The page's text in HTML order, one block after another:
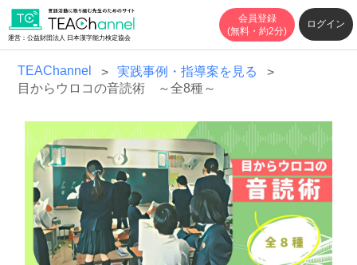
運営：公益財団法人 日本漢字能力検定協会
会員登録
(無料・約2分)
ログイン
TEAChannel
実践事例・指導案を見る
目からウロコの音読術 ～全8種～